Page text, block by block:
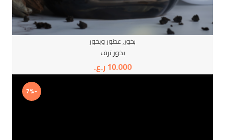
بخور,عطور وبخور
بخور ترف
10.000ر.ع.
-7%